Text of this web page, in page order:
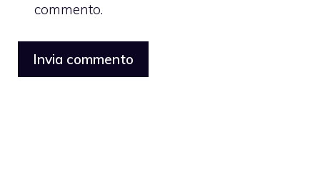
commento.